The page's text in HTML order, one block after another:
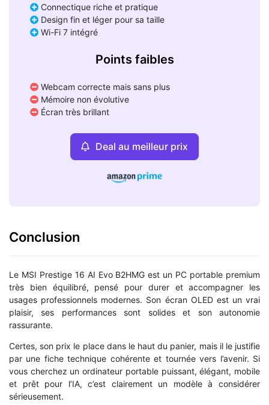
Connectique riche et pratique
Design fin et léger pour sa taille
Wi-Fi 7 intégré
Points faibles
Webcam correcte mais sans plus
Mémoire non évolutive
Écran très brillant
Deal au meilleur prix
Conclusion
Le MSI Prestige 16 AI Evo B2HMG est un PC portable premium
très bien équilibré, pensé pour durer et accompagner les
usages professionnels modernes. Son écran OLED est un vrai
plaisir, ses performances sont solides et son autonomie
rassurante.
Certes, son prix le place dans le haut du panier, mais il le justifie
par une fiche technique cohérente et tournée vers l’avenir. Si
vous cherchez un ordinateur portable puissant, élégant, mobile
et prêt pour l’IA, c’est clairement un modèle à considérer
sérieusement.